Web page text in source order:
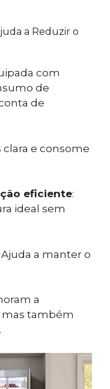
a Reduzir o
com
de
de
clara e consome
eficiente:
ideal sem
Ajuda a manter o
a
mas também